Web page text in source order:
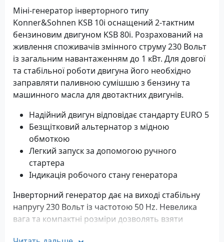
Міні-генератор інверторного типу
Konner&Sohnen KSB 10i оснащений 2-тактним
бензиновим двигуном KSB 80i. Розрахований на
живлення споживачів змінного струму 230 Вольт
із загальним навантаженням до 1 кВт. Для довгої
та стабільної роботи двигуна його необхідно
заправляти паливною сумішшю з бензину та
машинного масла для двотактних двигунів.
Надійний двигун відповідає стандарту EURO 5
Безщітковий альтернатор з мідною
обмоткою
Легкий запуск за допомогою ручного
стартера
Індикація робочого стану генератора
Інверторний генератор дає на виході стабільну
напругу 230 Вольт із частотою 50 Hz. Невелика
вага та компактні розміри дозволять взяти